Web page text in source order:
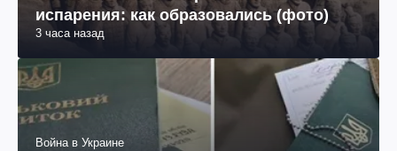
Китая заметили смертельные
испарения: как образовались (фото)